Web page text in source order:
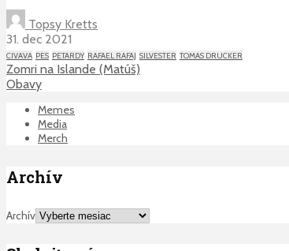
Topsy Kretts
31. dec 2021
CIVAVA PES PETARDY RAFAEL RAFAJ SILVESTER TOMAS DRUCKER
Zomri na Islande (Matúš)
Obavy
Memes
Media
Merch
Archív
Archív